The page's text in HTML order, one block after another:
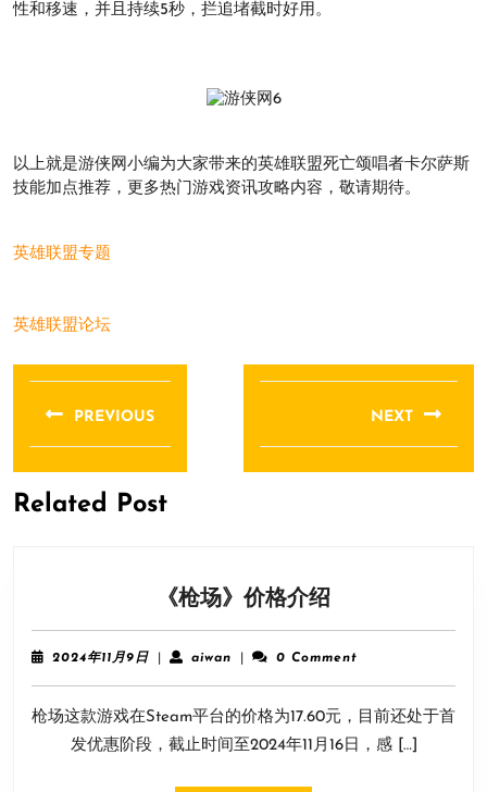
性和移速，并且持续5秒，拦追堵截时好用。
以上就是游侠网小编为大家带来的英雄联盟死亡颂唱者卡尔萨斯
技能加点推荐，更多热门游戏资讯攻略内容，敬请期待。
英雄联盟专题
英雄联盟论坛
文
导
航
PREVIOUS
post:
NEXT
post:
Related Post
《枪场》价格介绍《枪
价
绍
2024年11月9日2024
月
9
日
aiwanaiwan 0 Comment
枪场这款游戏在Steam平台的价格为17.60元，目前还处于首
发优惠阶段，截止时间至2024年11月16日，感 […]